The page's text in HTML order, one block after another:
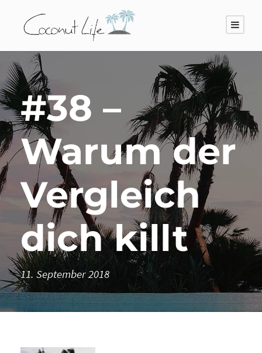
#38 –
Warum der
Vergleich
dich killt
11. September 2018